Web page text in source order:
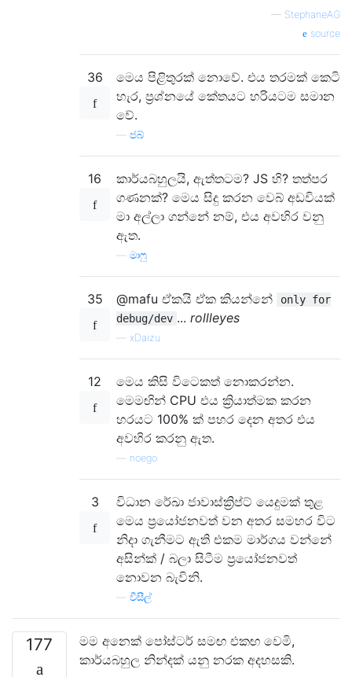
— StephaneAG
source
36
මෙය පිළිතුරක් නොවේ. එය තරමක් කෙටි
හැර, ප්‍රශ්නයේ කේතයට හරියටම සමාන
වේ.
ජබ්
16
කාර්යබහුලයි, ඇත්තටම? JS හි? තත්පර
ගණනක්? මෙය සිදු කරන වෙබ් අඩවියක්
මා අල්ලා ගන්නේ නම්, එය අවහිර වනු
ඇත.
මාෆු
35 @mafu ඒකයි ඒක කියන්නේ
only for
debug/dev ... rollleyes
xDaizu
12
මෙය කිසි විටෙකත් නොකරන්න.
මෙමඟින් CPU එය ක්‍රියාත්මක කරන
හරයට 100% ක් පහර දෙන අතර එය
අවහිර කරනු ඇත.
noego
3
විධාන රේඛා ජාවාස්ක්‍රිප්ට් යෙදුමක් තුළ
මෙය ප්‍රයෝජනවත් වන අතර සමහර විට
නිදා ගැනීමට ඇති එකම මාර්ගය වන්නේ
අසින්ක් / බලා සිටීම ප්‍රයෝජනවත්
නොවන බැවිනි.
වීසීල්
177
මම අනෙක් පෝස්ටර් සමඟ එකඟ වෙමි,
කාර්යබහුල නින්දක් යනු නරක අදහසකි.